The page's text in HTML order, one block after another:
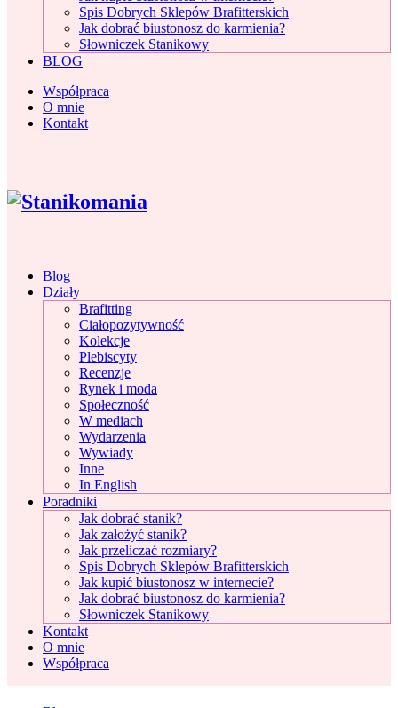
Spis Dobrych Sklepów Brafitterskich
Jak dobrać biustonosz do karmienia?
Słowniczek Stanikowy
BLOG
Współpraca
O mnie
Kontakt
Blog
Działy
Brafitting
Ciałopozytywność
Kolekcje
Plebiscyty
Recenzje
Rynek i moda
Społeczność
W mediach
Wydarzenia
Wywiady
Inne
In English
Poradniki
Jak dobrać stanik?
Jak założyć stanik?
Jak przeliczać rozmiary?
Spis Dobrych Sklepów Brafitterskich
Jak kupić biustonosz w internecie?
Jak dobrać biustonosz do karmienia?
Słowniczek Stanikowy
Kontakt
O mnie
Współpraca